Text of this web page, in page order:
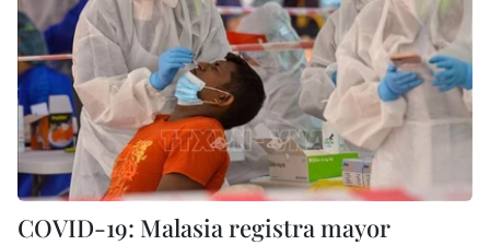
COVID-19: Malasia registra mayor